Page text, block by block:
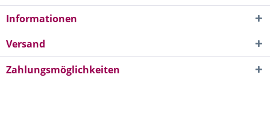
Informationen
Versand
Zahlungsmöglichkeiten